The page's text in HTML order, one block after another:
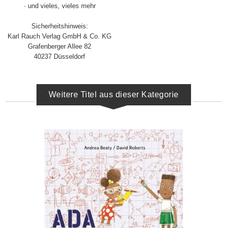
· und vieles, vieles mehr
Sicherheitshinweis:
Karl Rauch Verlag GmbH & Co. KG
Grafenberger Allee 82
40237 Düsseldorf
Weitere Titel aus dieser Kategorie